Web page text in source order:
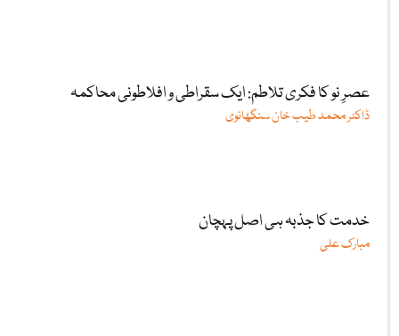
عصرِ نو کا فکری تلاطم: ایک سقراطی و افلاطونی محاکمہ
ڈاکٹر محمد طیب خان سنگھانوی
خدمت کا جذبہ ہی اصل پہچان
مبارک علی